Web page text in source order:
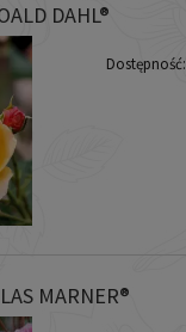
DAHL®
Dostępność:
MARNER®